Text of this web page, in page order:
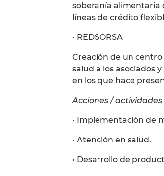
soberanía alimentaria
líneas de crédito
• REDSORSA
Creación de un
salud a los asociados
en los que hace
Acciones / actividades
• Implementación de
• Atención en salud.
• Desarrollo de